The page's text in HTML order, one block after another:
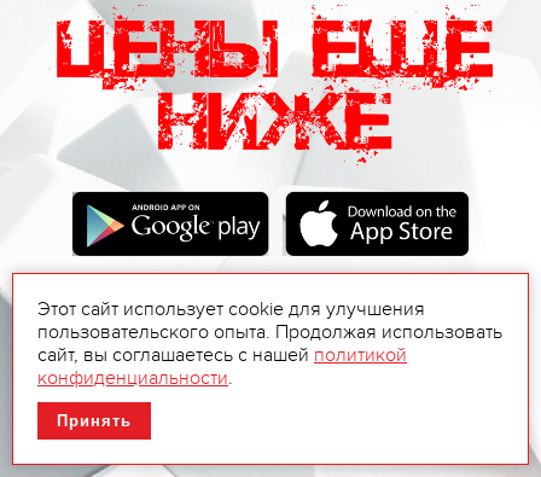
Этот сайт использует cookie для улучшения
пользовательского опыта. Продолжая использовать
сайт, вы соглашаетесь с нашей политикой
конфиденциальности.
Принять